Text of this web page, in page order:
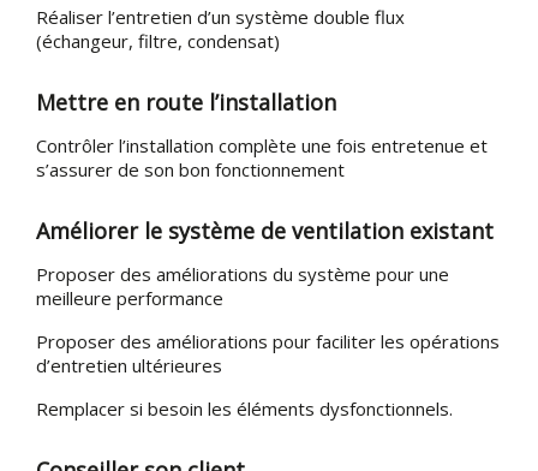
Réaliser l’entretien d’un système double flux
(échangeur, filtre, condensat)
Mettre en route l’installation
Contrôler l’installation complète une fois entretenue et
s’assurer de son bon fonctionnement
Améliorer le système de ventilation existant
Proposer des améliorations du système pour une
meilleure performance
Proposer des améliorations pour faciliter les opérations
d’entretien ultérieures
Remplacer si besoin les éléments dysfonctionnels.